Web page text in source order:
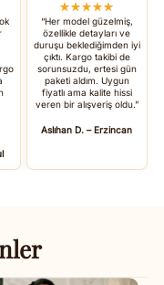
★★★★★
“Her model güzelmiş,
özellikle detayları ve
duruşu beklediğimden iyi
çıktı. Kargo takibi de
sorunsuzdu, ertesi gün
paketi aldım. Uygun
fiyatlı ama kalite hissi
veren bir alışveriş oldu.”
Aslıhan D. – Erzincan